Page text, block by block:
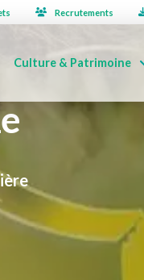
Recrutements
Culture & Patrimoine